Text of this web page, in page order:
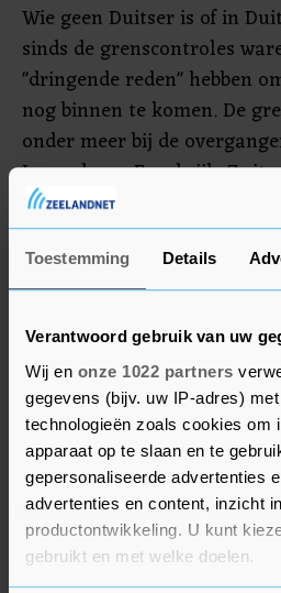
Toestemming Details
Verantwoord gebruik van uw
Wij en onze 1022 partners
gegevens (bijv. uw IP-adres)
technologieën zoals cookies om
apparaat op te slaan en te
gepersonaliseerde advertenties
advertenties en content, inzicht
productontwikkeling. U kunt
gebruikt en met welke doelen.
Wie geen Duitser is of in
sinds de grenscontroles
"dringende reden" hebben
nog binnen te komen. De
onder meer bij de
Luxemburg, Frankrijk,
Halverwege mei zijn de
met Luxemburg, Oostenrijk
versoepeld. De grenzen met
werden niet bewaakt.